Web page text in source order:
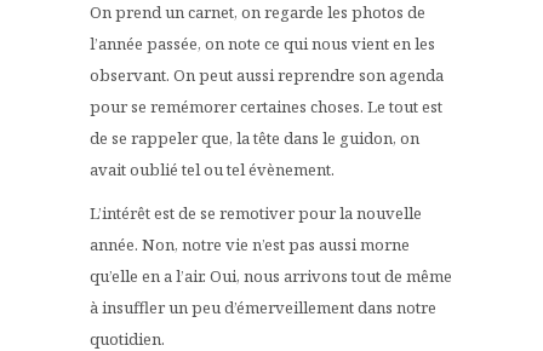
On prend un carnet, on regarde les photos de
l’année passée, on note ce qui nous vient en les
observant. On peut aussi reprendre son agenda
pour se remémorer certaines choses. Le tout est
de se rappeler que, la tête dans le guidon, on
avait oublié tel ou tel évènement.
L’intérêt est de se remotiver pour la nouvelle
année. Non, notre vie n’est pas aussi morne
qu’elle en a l’air. Oui, nous arrivons tout de même
à insuffler un peu d’émerveillement dans notre
quotidien.